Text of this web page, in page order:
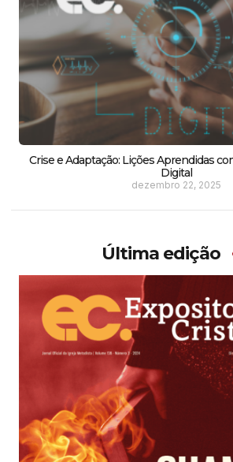
Crise e Adaptação: Lições Aprendidas
Digital
dezembro 22, 2025
Última edição